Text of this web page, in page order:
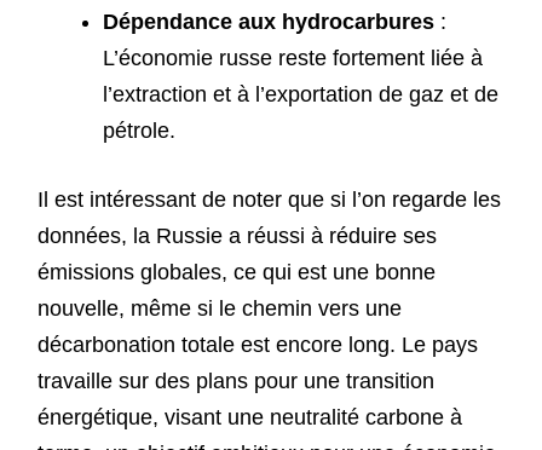
Dépendance aux hydrocarbures:
L’économie russe reste fortement liée à
l’extraction et à l’exportation de gaz et de
pétrole.
Il est intéressant de noter que si l’on regarde les
données, la Russie a réussi à réduire ses
émissions globales, ce qui est une bonne
nouvelle, même si le chemin vers une
décarbonation totale est encore long. Le pays
travaille sur des plans pour une transition
énergétique, visant une neutralité carbone à